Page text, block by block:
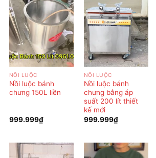
NỒI LUỘC
Nồi luộc bánh
chưng 150L liền
999.999₫
NỒI LUỘC
Nồi luộc bánh
chưng bằng áp
suất 200 lít thiết
kế mới
999.999₫